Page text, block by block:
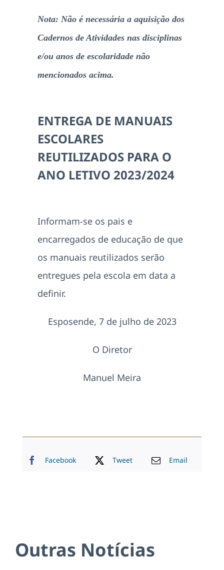
Nota: Não é necessária a aquisição dos
Cadernos de Atividades nas disciplinas
e/ou anos de escolaridade não
mencionados acima.
ENTREGA DE MANUAIS
ESCOLARES
REUTILIZADOS PARA O
ANO LETIVO 2023/2024
Informam-se os pais e
encarregados de educação de que
os manuais reutilizados serão
entregues pela escola em data a
definir.
Esposende, 7 de julho de 2023
O Diretor
Manuel Meira
Facebook Tweet Email
Outras Notícias